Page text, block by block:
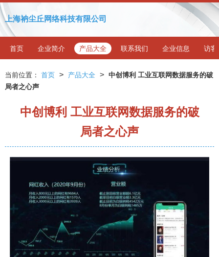
上海衲尘丘网络科技有限公司
首页 企业简介 产品大全 联系我们 企业信息 访客
当前位置： 首页 > 产品大全 > 中创博利 工业互联网数据服务的破
局者之心声
中创博利 工业互联网数据服务的破
局者之心声